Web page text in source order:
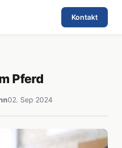
Kontakt
Pferd
02. Sep 2024